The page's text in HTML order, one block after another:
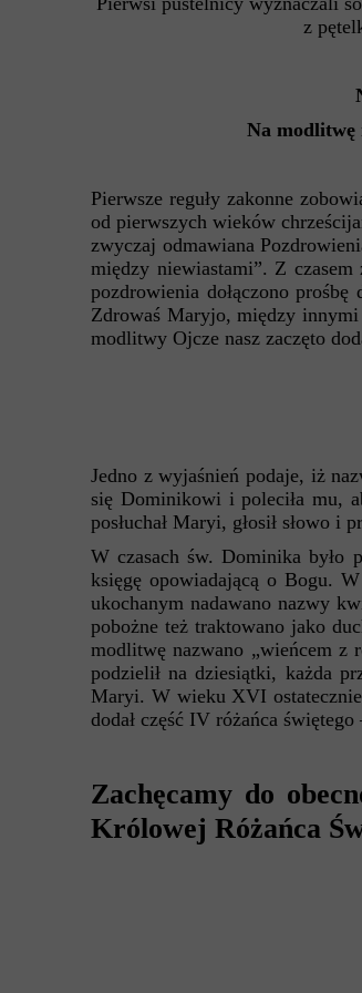
z
Na modlitwę
Pierwsze reguły zakonne
od pierwszych wieków
zwyczaj odmawiana
między niewiastami”. Z czasem
pozdrowienia dołączono
Zdrowaś Maryjo, między innymi
modlitwy Ojcze nasz zaczęto
Jedno z wyjaśnień podaje, iż
się Dominikowi i poleciła mu,
posłuchał Maryi, głosił słowo i
W czasach św. Dominika było
księgę opowiadającą o Bogu.
ukochanym nadawano nazwy
pobożne też traktowano jako
modlitwę nazwano „wieńcem z
podzielił na dziesiątki, każda
Maryi. W wieku XVI
dodał część IV różańca świętego
Zachęcamy do
Królowej Różańca